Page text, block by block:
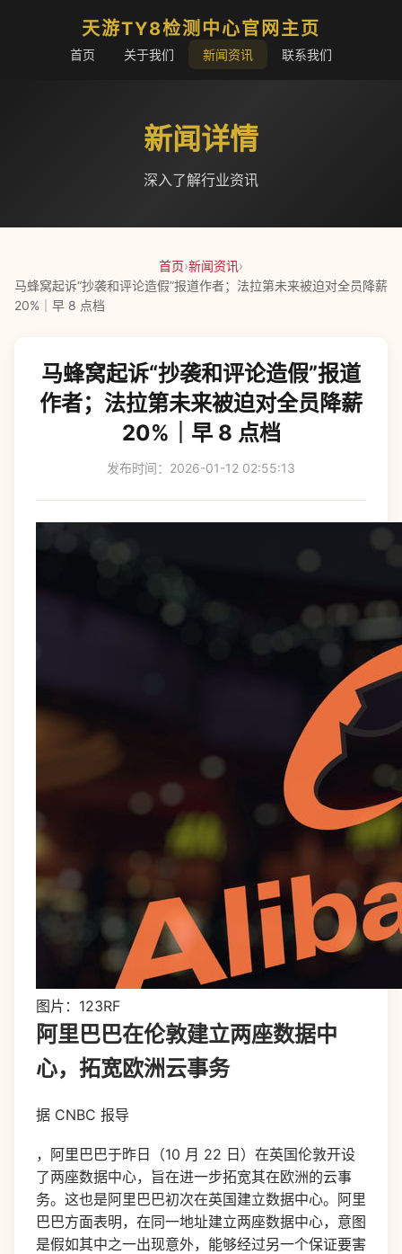
天游TY8检测中心官网主页
首页 关于我们 新闻资讯 联系我们
新闻详情
深入了解行业资讯
首页›新闻资讯›
马蜂窝起诉“抄袭和评论造假”报道作者；法拉第未来被迫对全员降薪
20%｜早 8 点档
马蜂窝起诉“抄袭和评论造假”报道
作者；法拉第未来被迫对全员降薪
20%｜早 8 点档
发布时间：2026-01-12 02:55:13
图片：123RF
阿里巴巴在伦敦建立两座数据中
心，拓宽欧洲云事务
据 CNBC 报导
，阿里巴巴于昨日（10 月 22 日）在英国伦敦开设
了两座数据中心，旨在进一步拓宽其在欧洲的云事
务。这也是阿里巴巴初次在英国建立数据中心。阿里
巴巴方面表明，在同一地址建立两座数据中心，意图
是假如其中之一出现意外，能够经过另一个保证要害